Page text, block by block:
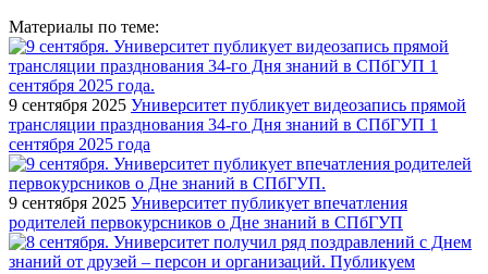
Материалы по теме:
9 сентября 2025 Университет публикует видеозапись прямой
трансляции празднования 34-го Дня знаний в СПбГУП 1
сентября 2025 года
9 сентября 2025 Университет публикует впечатления
родителей первокурсников о Дне знаний в СПбГУП